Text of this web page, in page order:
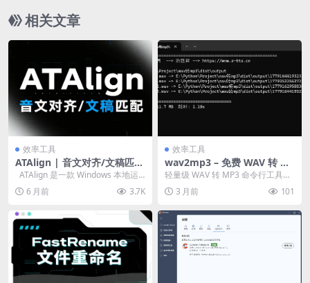
相关文章
效率工具
ATAlign | 音文对齐/文稿匹配
（Audio-Text Alignmen
t）、一键生成 SRT/VTT/ASS
字幕与字级时间戳
ATAlign 是一款 Windows 本地运
行 的 音文对齐（Audio-...
6 月前 3.7K
效率工具
wav2mp3 – 免费 WAV 转 M
P3 工具 | 批量转换 · 拖放即
轻量级 WAV 转 MP3 命令行工具，
支持单文件、多文件和目录批量转
换。可直接...
3 月前 101